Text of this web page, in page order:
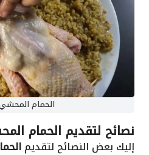
الحمام
نصائح لتقديم الحمام
إليك بعض النصائح لتقديم